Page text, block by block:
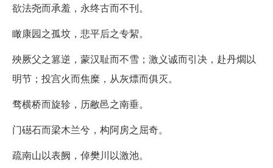
欲法尧而承羞，永终古而不刊。
瞰康园之孤坟，悲平后之专絜。
殃厥父之篡逆，蒙汉耻而不雪；激义诚而引决，赴丹爓以
明节；投宫火而焦糜，从灰熛而俱灭。
骛横桥而旋轸，历敝邑之南垂。
门礠石而梁木兰兮，构阿房之屈奇。
疏南山以表阙，倬樊川以激池。